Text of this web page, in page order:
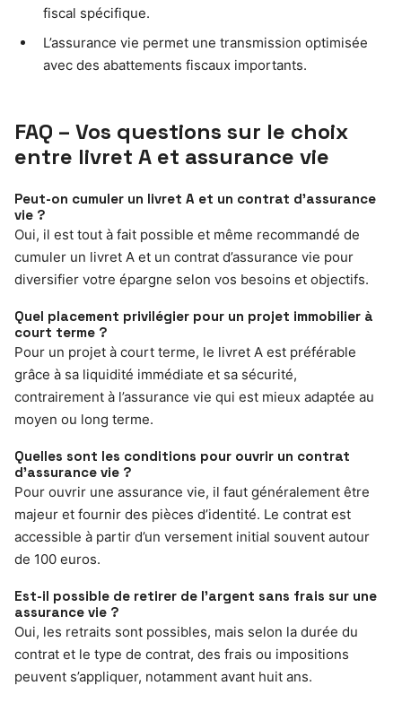
fiscal spécifique.
L’assurance vie permet une transmission optimisée
avec des abattements fiscaux importants.
FAQ – Vos questions sur le choix
entre livret A et assurance vie
Peut-on cumuler un livret A et un contrat d’assurance
vie ?
Oui, il est tout à fait possible et même recommandé de
cumuler un livret A et un contrat d’assurance vie pour
diversifier votre épargne selon vos besoins et objectifs.
Quel placement privilégier pour un projet immobilier à
court terme ?
Pour un projet à court terme, le livret A est préférable
grâce à sa liquidité immédiate et sa sécurité,
contrairement à l’assurance vie qui est mieux adaptée au
moyen ou long terme.
Quelles sont les conditions pour ouvrir un contrat
d’assurance vie ?
Pour ouvrir une assurance vie, il faut généralement être
majeur et fournir des pièces d’identité. Le contrat est
accessible à partir d’un versement initial souvent autour
de 100 euros.
Est-il possible de retirer de l’argent sans frais sur une
assurance vie ?
Oui, les retraits sont possibles, mais selon la durée du
contrat et le type de contrat, des frais ou impositions
peuvent s’appliquer, notamment avant huit ans.